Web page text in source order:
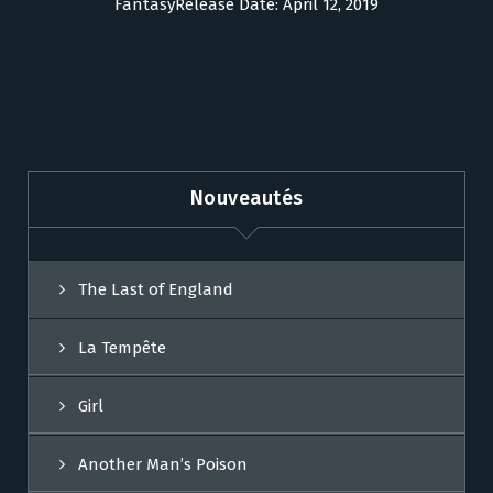
Nouveautés
The Last of England
La Tempête
Girl
Another Man’s Poison